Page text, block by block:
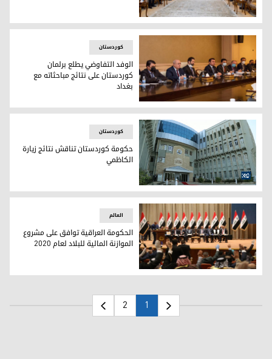
وفد الاقليم والحلبوسي يتباحثان أوضاع البلاد والموازنة المالية
الوفد الحكومي المفاوض مع بغداد - صورة إرشيفية
کوردستان
الوفد التفاوضي يطلع برلمان
كوردستان على نتائج مباحثاته مع
بغداد
حكومة كوردستان تناقش نتائج زيارة الكاظمي
کوردستان
حكومة كوردستان تناقش نتائج زيارة
الكاظمي
الحكومة العراقية توافق على مشروع الموازنة المالية للبلاد لعام
العالم
الحكومة العراقية توافق على مشروع
الموازنة المالية للبلاد لعام 2020
1
2